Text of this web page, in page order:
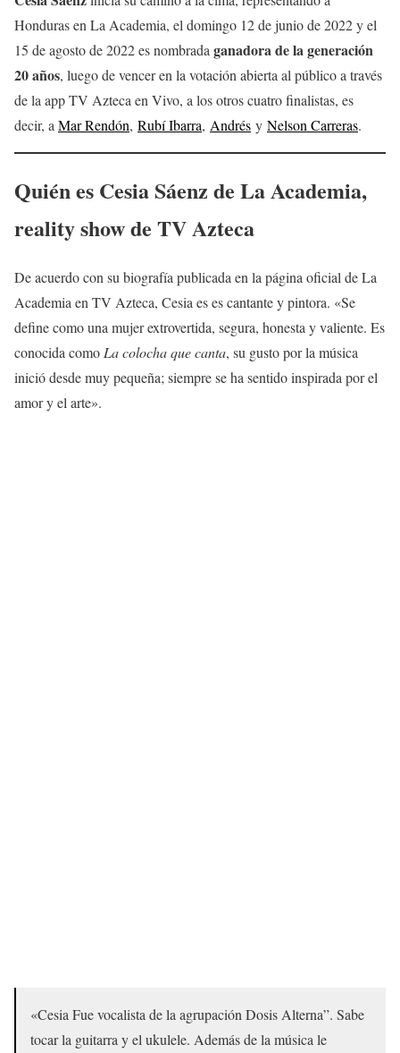
Honduras en La Academia, el domingo 12 de junio de 2022 y el
15 de agosto de 2022 es nombrada ganadora de la generación
20 años, luego de vencer en la votación abierta al público a través
de la app TV Azteca en Vivo, a los otros cuatro finalistas, es
decir, a Mar Rendón, Rubí Ibarra, Andrés y Nelson Carreras.
Quién es Cesia Sáenz de La Academia,
reality show de TV Azteca
De acuerdo con su biografía publicada en la página oficial de La
Academia en TV Azteca, Cesia es es cantante y pintora. «Se
define como una mujer extrovertida, segura, honesta y valiente. Es
conocida como La colocha que canta, su gusto por la música
inició desde muy pequeña; siempre se ha sentido inspirada por el
amor y el arte».
«Cesia Fue vocalista de la agrupación Dosis Alterna”. Sabe
tocar la guitarra y el ukulele. Además de la música le